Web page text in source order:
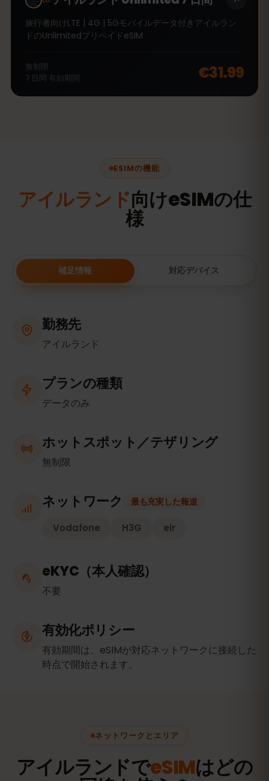
旅行者向けLTE | 4G | 5Gモバイルデータ付きアイルラン
ドのUnlimitedプリペイドeSIM
無制限
7 日間 有効期間 €31.99
ESIMの機能
アイルランド向けeSIMの仕
様
補足情報 対応デバイス
勤務先
アイルランド
プランの種類
データのみ
ホットスポット／テザリング
無制限
ネットワーク 最も充実した報道
Vodafone H3G eir
eKYC（本人確認）
不要
有効化ポリシー
有効期間は、eSIMが対応ネットワークに接続した
時点で開始されます。
ネットワークとエリア
アイルランドでeSIMはどの